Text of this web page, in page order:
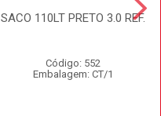
SACO 110LT PRETO 3.0 REF.
Código: 552
Embalagem: CT/1